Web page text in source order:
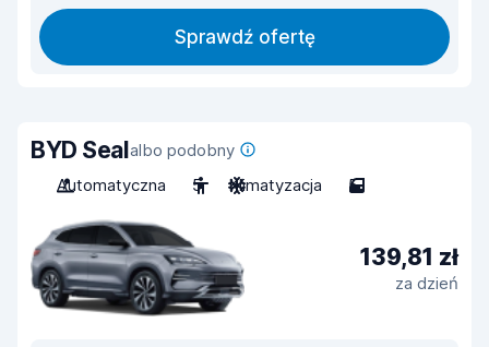
Sprawdź ofertę
BYD Sealalbo podobny
Automatyczna
5 Klimatyzacja 5
139,81 zł
za dzień